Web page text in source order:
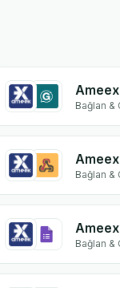
Bağlan
Bağlan
Bağlan